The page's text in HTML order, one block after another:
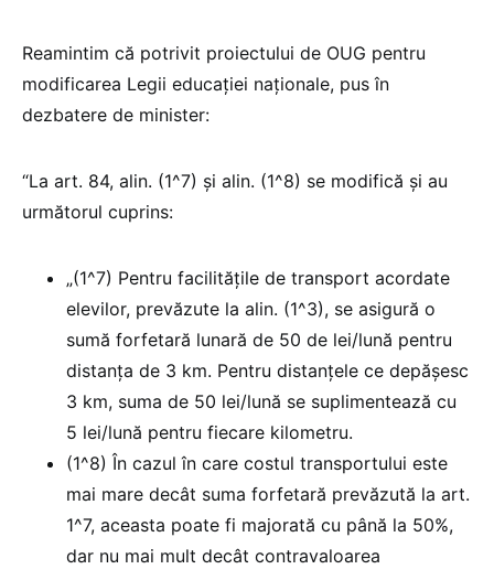
Reamintim că potrivit proiectului de OUG pentru
modificarea Legii educației naționale, pus în
dezbatere de minister:
“La art. 84, alin. (1^7) și alin. (1^8) se modifică și au
următorul cuprins:
„(1^7) Pentru facilităţile de transport acordate
elevilor, prevăzute la alin. (1^3), se asigură o
sumă forfetară lunară de 50 de lei/lună pentru
distanţa de 3 km. Pentru distanţele ce depăşesc
3 km, suma de 50 lei/lună se suplimentează cu
5 lei/lună pentru fiecare kilometru.
(1^8) În cazul în care costul transportului este
mai mare decât suma forfetară prevăzută la art.
1^7, aceasta poate fi majorată cu până la 50%,
dar nu mai mult decât contravaloarea